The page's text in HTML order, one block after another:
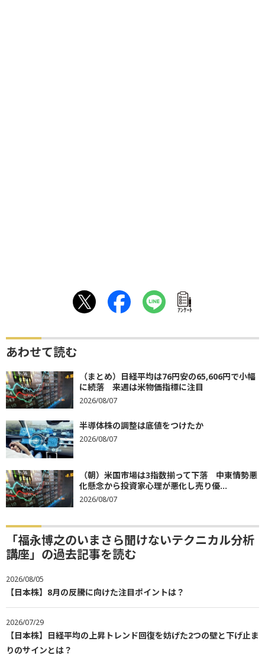
ｱﾝｹｰﾄ
あわせて読む
（まとめ）日経平均は76円安の65,606円で小幅
に続落 来週は米物価指標に注目
2026/08/07
半導体株の調整は底値をつけたか
2026/08/07
（朝）米国市場は3指数揃って下落 中東情勢悪
化懸念から投資家心理が悪化し売り優...
2026/08/07
「福永博之のいまさら聞けないテクニカル分析
講座」の過去記事を読む
2026/08/05
【日本株】8月の反騰に向けた注目ポイントは？
2026/07/29
【日本株】日経平均の上昇トレンド回復を妨げた2つの壁と下げ止ま
りのサインとは？